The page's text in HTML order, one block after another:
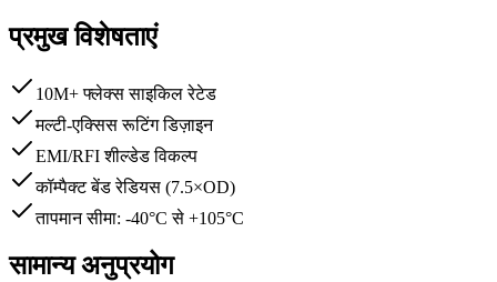
प्रमुख विशेषताएं
10M+ फ्लेक्स साइकिल रेटेड
मल्टी-एक्सिस रूटिंग डिज़ाइन
EMI/RFI शील्डेड विकल्प
कॉम्पैक्ट बेंड रेडियस (7.5×OD)
तापमान सीमा: -40°C से +105°C
सामान्य अनुप्रयोग